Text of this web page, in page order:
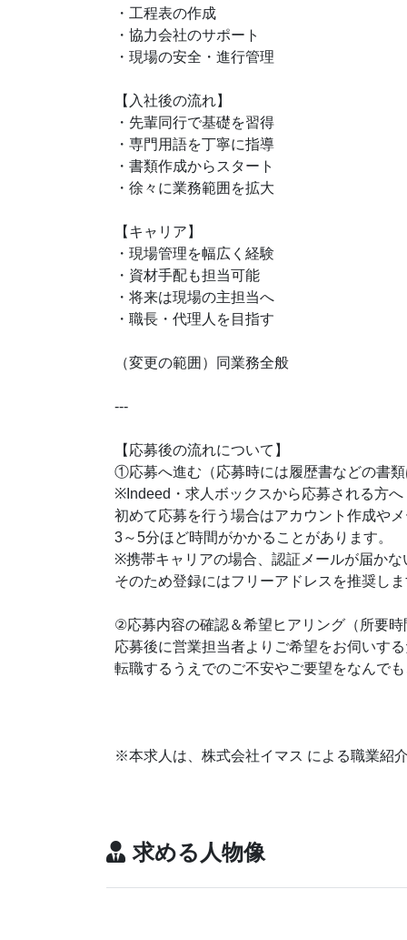
・工程表の作成
・協力会社のサポート
・現場の安全・進行管理
【入社後の流れ】
・先輩同行で基礎を習得
・専門用語を丁寧に指導
・書類作成からスタート
・徐々に業務範囲を拡大
【キャリア】
・現場管理を幅広く経験
・資材手配も担当可能
・将来は現場の主担当へ
・職長・代理人を目指す
（変更の範囲）同業務全般
---
【応募後の流れについて】
①応募へ進む（応募時には履歴書などの書類
※Indeed・求人ボックスから応募される方へ
初めて応募を行う場合はアカウント作成やメ
3～5分ほど時間がかかることがあります。
※携帯キャリアの場合、認証メールが届かな
そのため登録にはフリーアドレスを推奨しま
②応募内容の確認＆希望ヒアリング（所要時
応募後に営業担当者よりご希望をお伺いする
転職するうえでのご不安やご要望をなんでも
※本求人は、株式会社イマス による職業紹
求める人物像